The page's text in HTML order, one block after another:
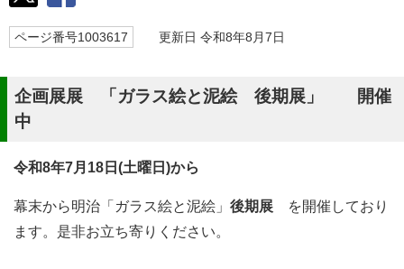
ページ番号1003617 更新日 令和8年8月7日
企画展展 「ガラス絵と泥絵 後期展」 開催
中
令和8年7月18日(土曜日)から
幕末から明治「ガラス絵と泥絵」 後期展 を開催しており
ます。是非お立ち寄りください。